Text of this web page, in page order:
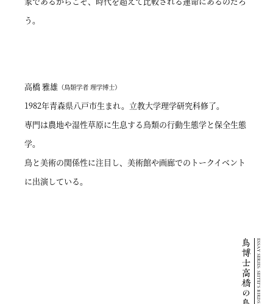
う。
高橋 雅雄 （鳥類学者 理学博士）
1982年青森県八戸市生まれ。立教大学理学研究科修了。
専門は農地や湿性草原に生息する鳥類の行動生態学と保全生態
学。
鳥と美術の関係性に注目し、美術館や画廊でのトークイベント
に出演している。
ESSAY SERIES: SEITEI’S BIRDS